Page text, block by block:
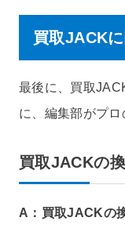
買取JACK
最後に、買取
に、編集部がプロ
買取JACKの
A：買取JACKの